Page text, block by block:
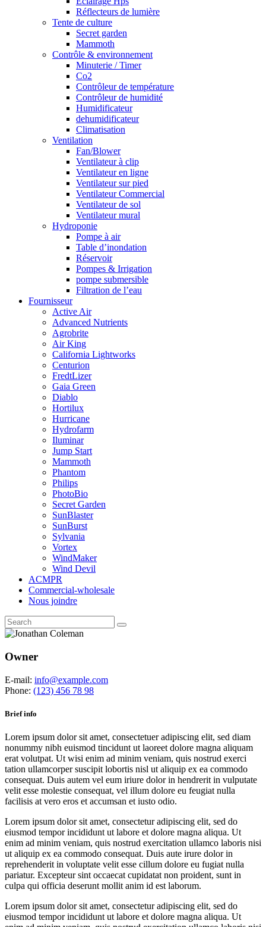
Réflecteurs de lumière
Tente de culture
Secret garden
Mammoth
Contrôle & environnement
Minuterie / Timer
Co2
Contrôleur de température
Contrôleur de humidité
Humidificateur
dehumidificateur
Climatisation
Ventilation
Fan/Blower
Ventilateur à clip
Ventilateur en ligne
Ventilateur sur pied
Ventilateur Commercial
Ventilateur de sol
Ventilateur mural
Hydroponie
Pompe à air
Table d’inondation
Réservoir
Pompes & Irrigation
pompe submersible
Filtration de l’eau
Fournisseur
Active Air
Advanced Nutrients
Agrobrite
Air King
California Lightworks
Centurion
FredtLizer
Gaia Green
Diablo
Hortilux
Hurricane
Hydrofarm
Iluminar
Jump Start
Mammoth
Phantom
Philips
PhotoBio
Secret Garden
SunBlaster
SunBurst
Sylvania
Vortex
WindMaker
Wind Devil
ACMPR
Commercial-wholesale
Nous joindre
Owner
E-mail: info@example.com
Phone: (123) 456 78 98
Brief info
Lorem ipsum dolor sit amet, consectetuer adipiscing elit, sed diam
nonummy nibh euismod tincidunt ut laoreet dolore magna aliquam
erat volutpat. Ut wisi enim ad minim veniam, quis nostrud exerci
tation ullamcorper suscipit lobortis nisl ut aliquip ex ea commodo
consequat. Duis autem vel eum iriure dolor in hendrerit in vulputate
velit esse molestie consequat, vel illum dolore eu feugiat nulla
facilisis at vero eros et accumsan et iusto odio.
Lorem ipsum dolor sit amet, consectetur adipiscing elit, sed do
eiusmod tempor incididunt ut labore et dolore magna aliqua. Ut
enim ad minim veniam, quis nostrud exercitation ullamco laboris nisi
ut aliquip ex ea commodo consequat. Duis aute irure dolor in
reprehenderit in voluptate velit esse cillum dolore eu fugiat nulla
pariatur. Excepteur sint occaecat cupidatat non proident, sunt in
culpa qui officia deserunt mollit anim id est laborum.
Lorem ipsum dolor sit amet, consectetur adipiscing elit, sed do
eiusmod tempor incididunt ut labore et dolore magna aliqua. Ut